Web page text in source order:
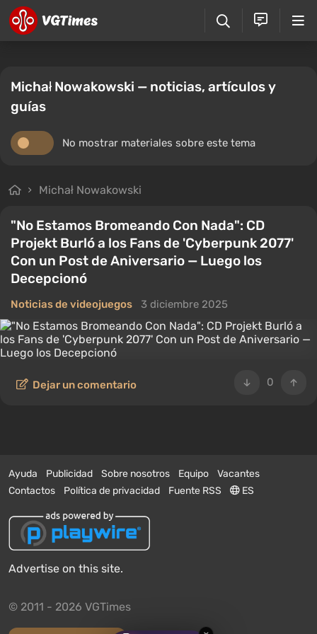
Michał Nowakowski — noticias, artículos y
guías
No mostrar materiales sobre este tema
Michał Nowakowski
"No Estamos Bromeando Con Nada": CD
Projekt Burló a los Fans de 'Cyberpunk 2077'
Con un Post de Aniversario — Luego los
Decepcionó
Noticias de videojuegos 3 diciembre 2025
0
Dejar un comentario
Ayuda Publicidad Sobre nosotros Equipo
Vacantes
Contactos
Política de privacidad Fuente RSS ES
Advertise on this site.
© 2011 - 2026 VGTimes